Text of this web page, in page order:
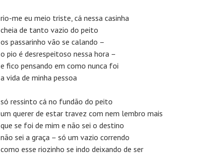
rio-me eu meio triste, cá nessa casinha
cheia de tanto vazio do peito
os passarinho vão se calando –
o pio é desrespeitoso nessa hora –
e fico pensando em como nunca foi
a vida de minha pessoa
só ressinto cá no fundão do peito
um querer de estar travez com nem lembro mais
que se foi de mim e não sei o destino
não sei a graça – só um vazio correndo
como esse riozinho se indo deixando de ser